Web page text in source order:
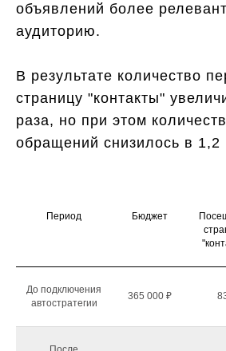
объявлений более
аудиторию.
В результате количество
страницу "контакты"
раза, но при этом
обращений снизилось в 1,2
Период Бюджет
До подключения
автостратегии
365 000 ₽